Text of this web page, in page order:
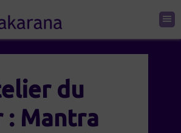
du
: Mantra